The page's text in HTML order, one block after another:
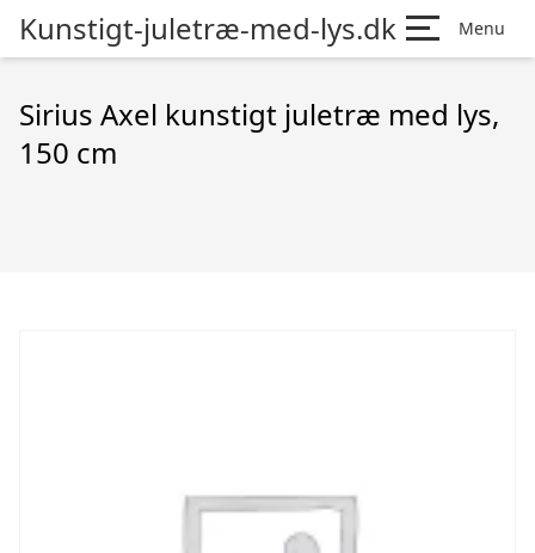
Kunstigt-juletræ-med-lys.dk Menu
Sirius Axel kunstigt juletræ med lys,
150 cm